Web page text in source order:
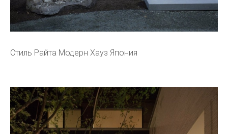
Стиль Райта Модерн Хауз Япония